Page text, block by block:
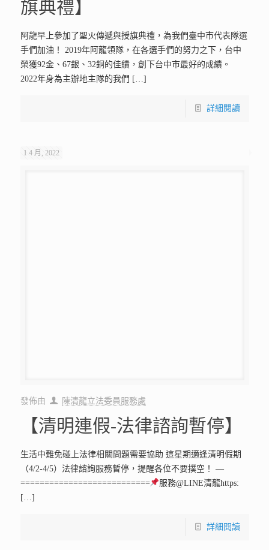
【清明連假-法律諮詢暫停】
生活中難免碰上法律相關問題需要協助 這星期適逢清明假期
（4/2-4/5）法律諮詢服務暫停，提醒各位不要撲空！ —
===========================
服務@LINE清龍https:
[…]
詳細閱讀
1 4 月, 2022
發佈由 陳清龍立法委員服務處
【清明節．慎終追遠、飲水
思源】
【大家聽過猜墓粿嗎？】 過去在清明節有「猜墓粿」的習
俗，您知道「猜墓粿」的由來嗎？ 還是有猜過墓粿？(拿到零